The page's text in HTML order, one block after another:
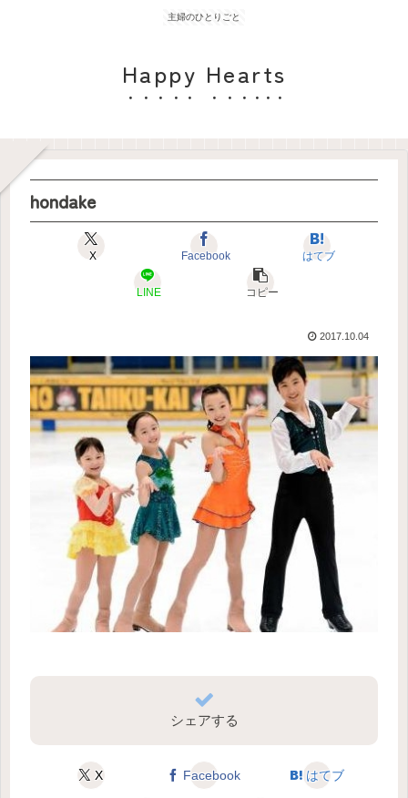
主婦のひとりごと
Happy Hearts
hondake
X Facebook はてブ
LINE コピー
2017.10.04
シェアする
X Facebook はてブ